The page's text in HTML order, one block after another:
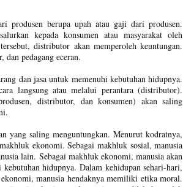
produsen berupa upah atau gaji dari produsen.
kepada konsumen atau masyarakat oleh
distributor akan memperoleh keuntungan.
dan pedagang eceran.
dan jasa untuk memenuhi kebutuhan hidupnya.
langsung atau melalui perantara (distributor).
distributor, dan konsumen) akan saling
yang saling menguntungkan. Menurut kodratnya,
ekonomi. Sebagai makhluk sosial, manusia
lain. Sebagai makhluk ekonomi, manusia akan
hidupnya. Dalam kehidupan sehari-hari,
manusia hendaknya memiliki etika moral.